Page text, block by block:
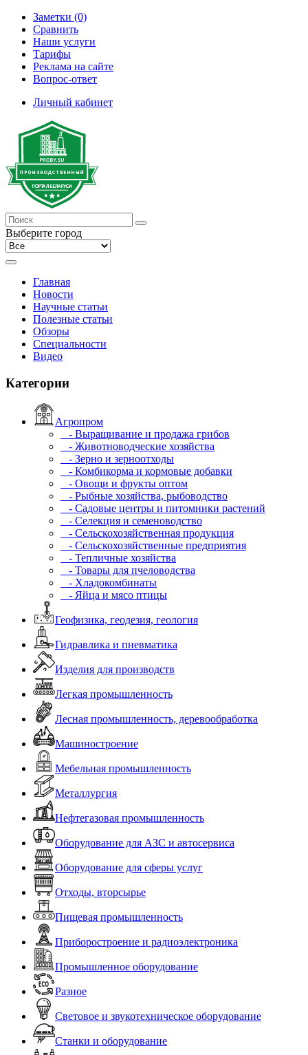
Заметки (0)
Сравнить
Наши услуги
Тарифы
Реклама на сайте
Вопрос-ответ
Личный кабинет
Выберите город
Главная
Новости
Научные статьи
Полезные статьи
Обзоры
Специальности
Видео
Категории
Агропром
- Выращивание и продажа грибов
- Животноводческие хозяйства
- Зерно и зерноотходы
- Комбикорма и кормовые добавки
- Овощи и фрукты оптом
- Рыбные хозяйства, рыбоводство
- Садовые центры и питомники растений
- Селекция и семеноводство
- Сельскохозяйственная продукция
- Сельскохозяйственные предприятия
- Тепличные хозяйства
- Товары для пчеловодства
- Хладокомбинаты
- Яйца и мясо птицы
Геофизика, геодезия, геология
Гидравлика и пневматика
Изделия для производств
Легкая промышленность
Лесная промышленность, деревообработка
Машиностроение
Мебельная промышленность
Металлургия
Нефтегазовая промышленность
Оборудование для АЗС и автосервиса
Оборудование для сферы услуг
Отходы, вторсырье
Пищевая промышленность
Приборостроение и радиоэлектроника
Промышленное оборудование
Разное
Световое и звукотехническое оборудование
Станки и оборудование